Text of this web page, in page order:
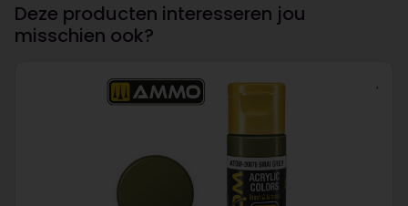
Deze producten interesseren jou
misschien ook?